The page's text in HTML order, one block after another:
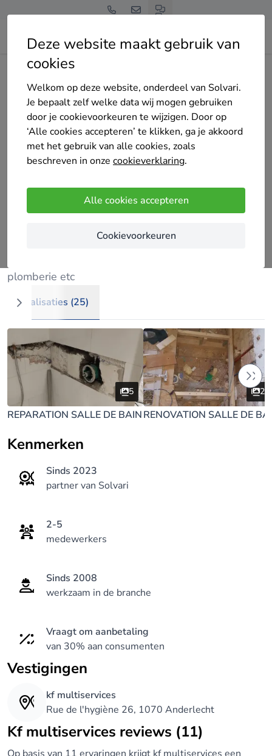
Deze website maakt gebruik van
cookies
Welkom op deze website, onderdeel van Solvari.
Je bepaalt zelf welke data wij mogen gebruiken
door je cookievoorkeuren te wijzigen. Door op
‘Alle cookies accepteren’ te klikken, ga je akkoord
met het gebruik van alle cookies, zoals
beschreven in onze cookieverklaring.
Alle cookies accepteren
Cookievoorkeuren
Home Bedrijven overzicht
kf multiservices
(11 reviews)
Plaffonage, peinture, rénovation, parquet,
plomberie etc
Realisaties (25)
5
REPARATION SALLE DE BAIN
20
RENOVATION SALLE DE
Kenmerken
Sinds 2023
partner van Solvari
2-5
medewerkers
Sinds 2008
werkzaam in de branche
Vraagt om aanbetaling
van 30% aan consumenten
Vestigingen
kf multiservices
Rue de l'hygiène 26, 1070 Anderlecht
kf multiservices reviews (11)